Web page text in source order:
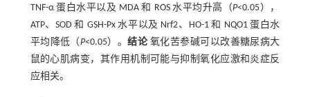
TNF-α 蛋白水平以及 MDA 和 ROS 水平均升高（P<0.05），
ATP、SOD 和 GSH-Px 水平以及 Nrf2、HO-1 和 NQO1 蛋白水
平均降低（P<0.05）。结论氧化苦参碱可以改善糖尿病大
鼠的心肌病变，其作用机制可能与抑制氧化应激和炎症反
应相关。